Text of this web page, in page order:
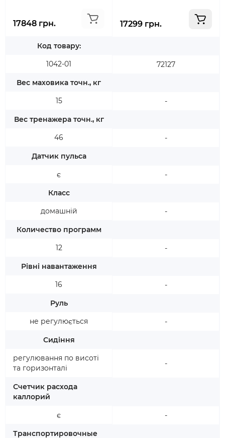
17848 грн.
Код товару:
1042-01
Вес маховика точн., кг
15
Вес тренажера точн., кг
46
Датчик пульса
є
Класс
домашній
Количество программ
12
Рівні навантаження
16
Руль
не регулюється
Сидіння
регулювання по висоті
та горизонталі
Счетчик расхода
каллорий
є
Транспортировочные
17299 грн.
72127
-
-
-
-
-
-
-
-
-